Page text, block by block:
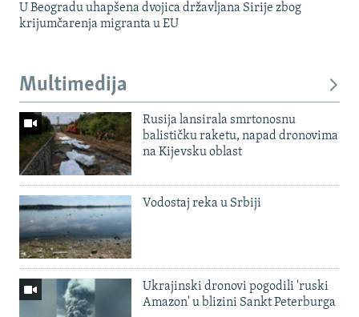
U Beogradu uhapšena dvojica državljana Sirije zbog
krijumčarenja migranta u EU
Multimedija
Rusija lansirala smrtonosnu
balističku raketu, napad dronovima
na Kijevsku oblast
Vodostaj reka u Srbiji
Ukrajinski dronovi pogodili 'ruski
Amazon' u blizini Sankt Peterburga